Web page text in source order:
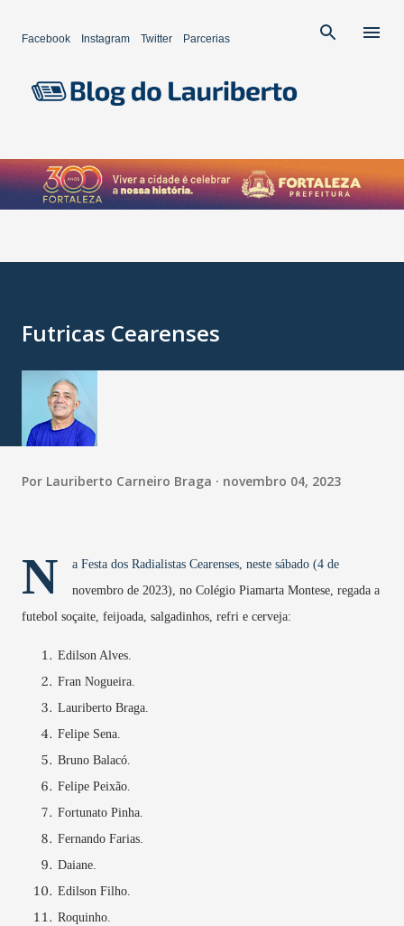
Facebook Instagram Twitter Parcerias
Futricas Cearenses
Por Lauriberto Carneiro Braga novembro 04, 2023
N
a Festa dos Radialistas Cearenses, neste sábado (4 de
novembro de 2023), no Colégio Piamarta Montese, regada a
futebol soçaite, feijoada, salgadinhos, refri e cerveja:
Edilson Alves.
Fran Nogueira.
Lauriberto Braga.
Felipe Sena.
Bruno Balacó.
Felipe Peixão.
Fortunato Pinha.
Fernando Farias.
Daiane.
Edilson Filho.
Roquinho.